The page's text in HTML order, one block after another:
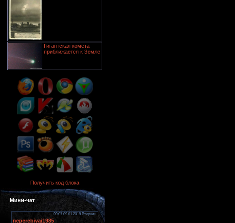
Гигантская комета
приближается к Земле
Получить код блока
Мини-чат